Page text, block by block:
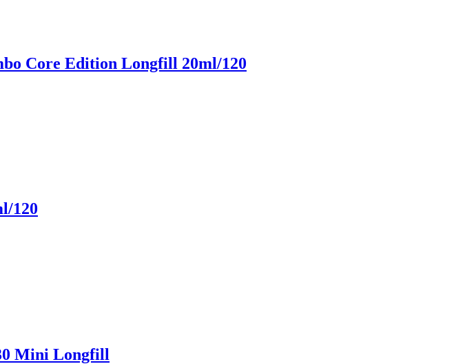
Core Edition Longfill 20ml/120
120
Mini Longfill